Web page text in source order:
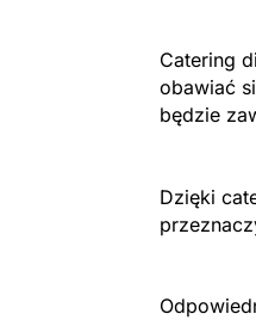
Catering
obawiać
będzie
Dzięki